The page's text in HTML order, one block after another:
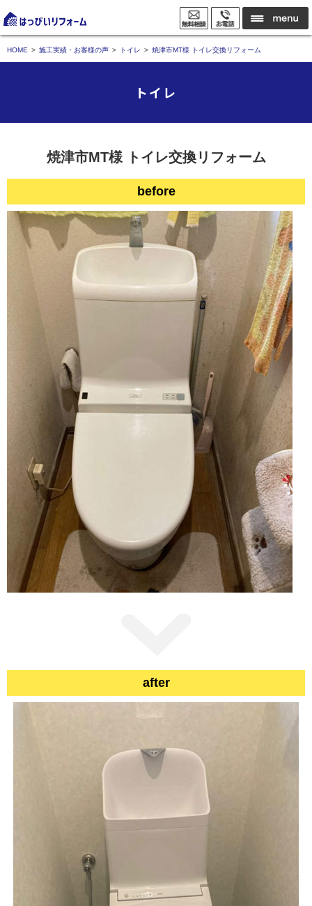
HOME 施工実績・お客様の声 トイレ 焼津市MT様 トイレ交換リフォーム
トイレ
焼津市MT様 トイレ交換リフォーム
before
after